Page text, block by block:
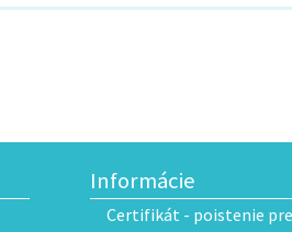
Informácie
Certifikát - poistenie pre